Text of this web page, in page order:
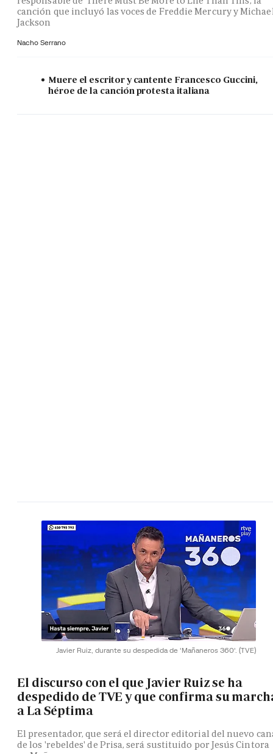
canción que incluyó las voces de Freddie Mercury y
Jackson
Nacho Serrano
Muere el escritor y cantente Francesco Guccini,
héroe de la canción protesta italiana
Javier Ruiz, durante su despedida de 'Mañaneros 360'. (TVE)
El discurso con el que Javier Ruiz se ha
despedido de TVE y que confirma su
a La Séptima
El presentador, que será el director editorial del nuevo
de los 'rebeldes' de Prisa, será sustituido por Jesús Cintora